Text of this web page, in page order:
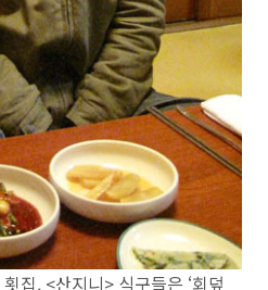
집. <산지니> 식구들은 ‘회덮